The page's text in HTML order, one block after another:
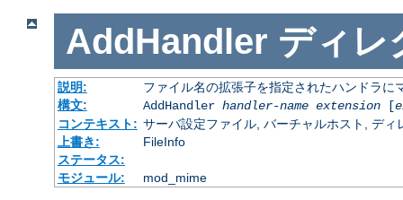
AddHandler ディレ
説明:
ファイル名の拡張子を指定されたハンドラに
構文:
AddHandler handler-name extension[
コンテキスト: サーバ設定ファイル, バーチャルホスト, ディ
上書き:
FileInfo
ステータス:
モジュール:
mod_mime